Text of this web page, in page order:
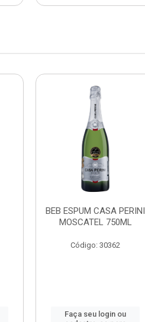
BEB ESPUM CASA PERINI
MOSCATEL 750ML
Código: 30362
Faça seu login ou